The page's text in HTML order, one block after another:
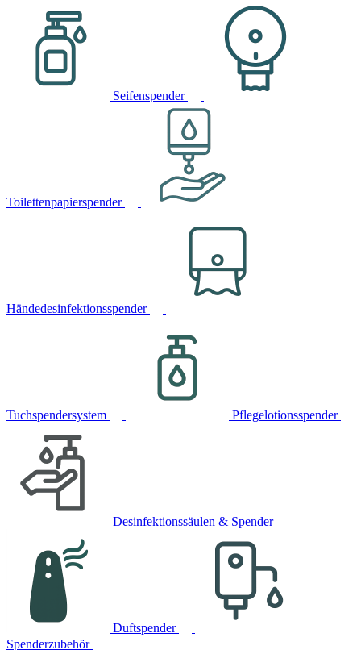
Seifenspender
Toilettenpapierspender
Händedesinfektionsspender
Tuchspendersystem Pflegelotionsspender
Desinfektionssäulen & Spender
Duftspender
Spenderzubehör